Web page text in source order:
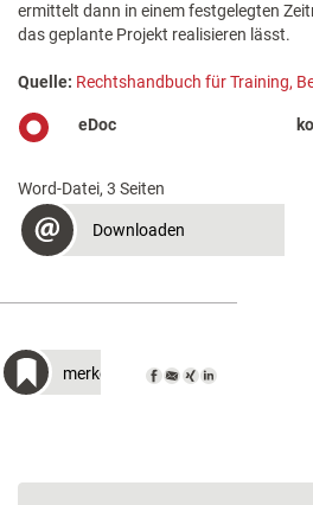
ermittelt dann in einem festgelegten
das geplante Projekt realisieren lässt.
Quelle: Rechtshandbuch für Training,
eDoc
Word-Datei, 3 Seiten
Downloaden
merken